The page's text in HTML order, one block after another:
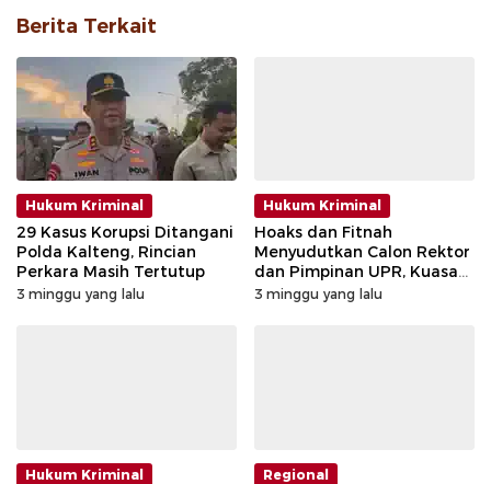
Berita Terkait
Hukum Kriminal
29 Kasus Korupsi Ditangani
Polda Kalteng, Rincian
Perkara Masih Tertutup
3 minggu yang lalu
Hukum Kriminal
Hoaks dan Fitnah
Menyudutkan Calon Rektor
dan Pimpinan UPR, Kuasa
Hukum Tempuh Jalur
3 minggu yang lalu
Hukum Kriminal Regional